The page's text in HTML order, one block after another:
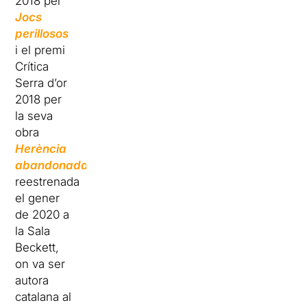
Jocs
perillosos
i el premi
Crítica
Serra d’or
2018 per
la seva
obra
Herència
abandonada
reestrenada
el gener
de 2020 a
la Sala
Beckett,
on va ser
autora
catalana al